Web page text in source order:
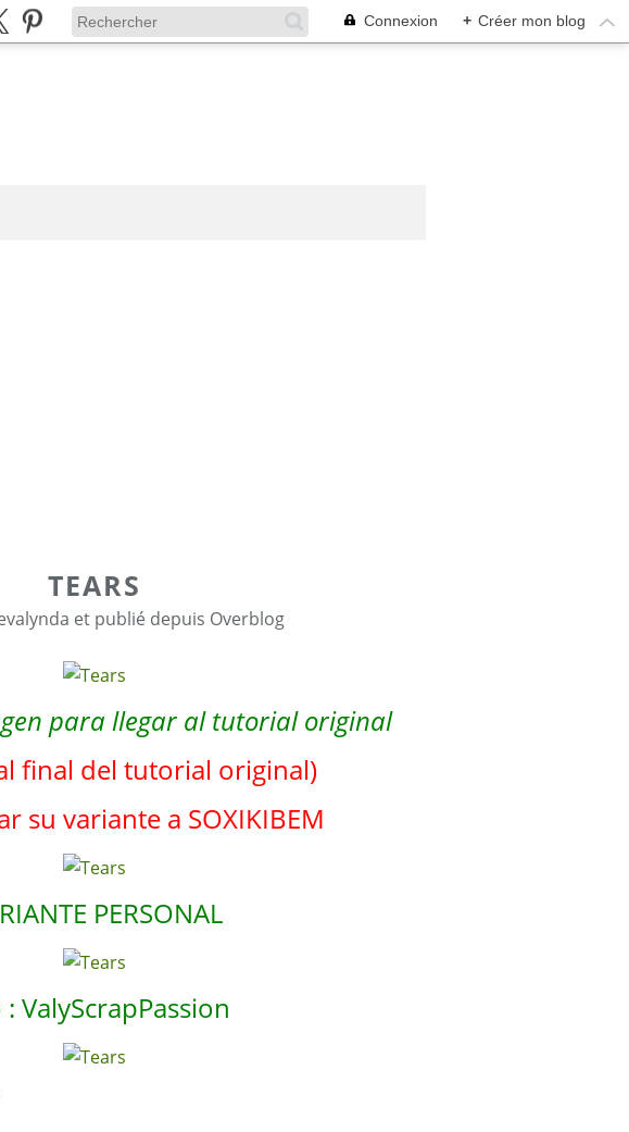
Connexion + Créer mon blog
TEARS
et publié depuis Overblog
para llegar al tutorial original
final del tutorial original)
su variante a SOXIKIBEM
PERSONAL
ValyScrapPassion